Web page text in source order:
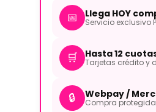
📅 Llega HOY
Servicio exclusivo
🛒 Hasta 12
Tarjetas crédito y
🔒 Webpay /
Compra